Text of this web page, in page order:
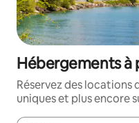
Hébergements à
Réservez des locations
uniques et plus encore